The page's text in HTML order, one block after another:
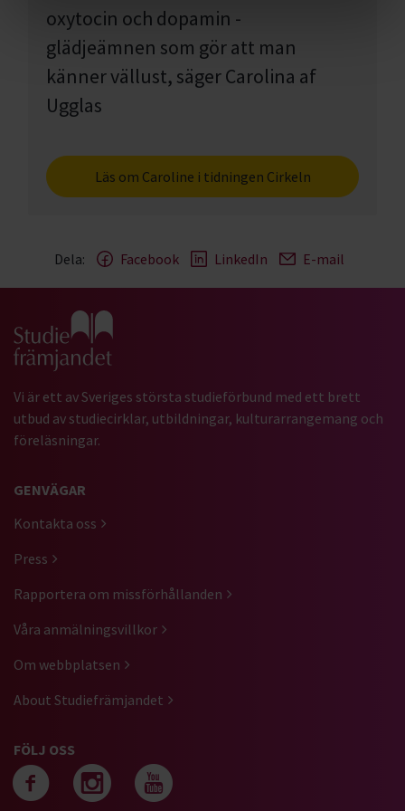
oxytocin och dopamin -
glädjeämnen som gör att man
känner vällust, säger Carolina af
Ugglas
Läs om Caroline i tidningen Cirkeln
Dela: Facebook LinkedIn E-mail
Gå till studiefrämjandets startsida
Vi är ett av Sveriges största studieförbund med ett brett
utbud av studiecirklar, utbildningar, kulturarrangemang och
föreläsningar.
GENVÄGAR
Kontakta oss
Press
Rapportera om missförhållanden
Våra anmälningsvillkor
Om webbplatsen
About Studiefrämjandet
FÖLJ OSS